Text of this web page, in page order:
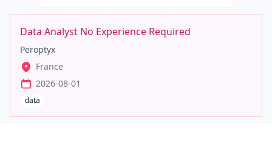
Data Analyst No Experience Required
Peroptyx
France
2026-08-01
data